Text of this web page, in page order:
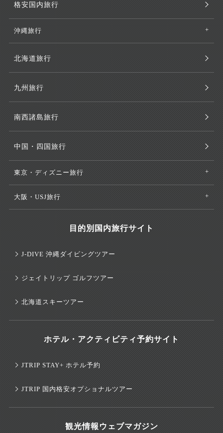
格安国内旅行
沖縄旅行
北海道旅行
九州旅行
南西諸島旅行
中国・四国旅行
東京・ディズニー旅行
大阪・USJ旅行
目的別国内旅行サイト
J-DIVE 沖縄ダイビングツアー
ジェイトリップ ゴルフツアー
北海道スキーツアー
ホテル・アクティビティ予約サイト
JTRIP STAY+ ホテル予約
JTRIP 国内格安オプショナルツアー
観光情報ウェブマガジン